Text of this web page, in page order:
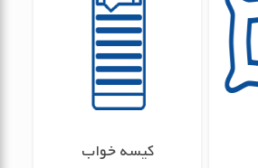
کیسه خواب